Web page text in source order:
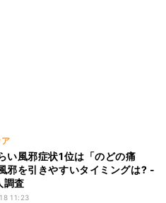
い風邪症状1位は「のどの痛
邪を引きやすいタイミングは? -
査
11:23